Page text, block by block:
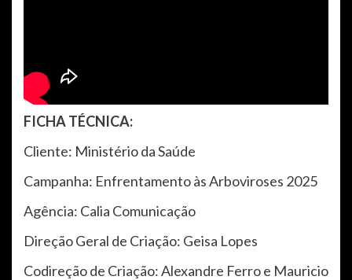
FICHA TÉCNICA:
Cliente: Ministério da Saúde
Campanha: Enfrentamento às Arboviroses 2025
Agência: Calia Comunicação
Direção Geral de Criação: Geisa Lopes
Codireção de Criação: Alexandre Ferro e Mauricio